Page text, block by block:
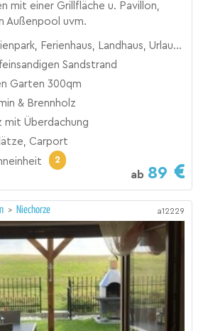
mit einer Grillfläche u. Pavillon,
Außenpool uvm.
Ferienhaus, Landhaus, Urlaubsresort
Sandstrand
Garten 300qm
& Brennholz
mit Überdachung
Carport
2
ab 89
> Niechorze a12229